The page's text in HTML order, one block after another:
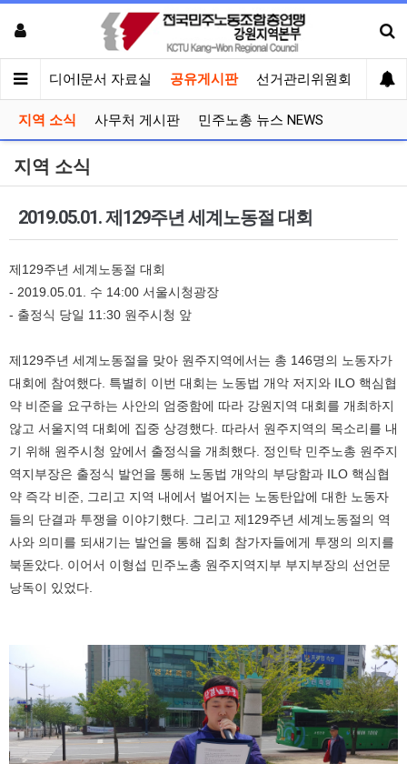
견 미디어|문서 자료실 공유게시판 선거관리위원회
지역 소식 사무처 게시판 민주노총 뉴스 NEWS
지역 소식
2019.05.01. 제129주년 세계노동절 대회
제129주년 세계노동절 대회
- 2019.05.01. 수 14:00 서울시청광장
- 출정식 당일 11:30 원주시청 앞
제129주년 세계노동절을 맞아 원주지역에서는 총 146명의 노동자가
대회에 참여했다. 특별히 이번 대회는 노동법 개악 저지와 ILO 핵심협
약 비준을 요구하는 사안의 엄중함에 따라 강원지역 대회를 개최하지
않고 서울지역 대회에 집중 상경했다. 따라서 원주지역의 목소리를 내
기 위해 원주시청 앞에서 출정식을 개최했다. 정인탁 민주노총 원주지
역지부장은 출정식 발언을 통해 노동법 개악의 부당함과 ILO 핵심협
약 즉각 비준, 그리고 지역 내에서 벌어지는 노동탄압에 대한 노동자
들의 단결과 투쟁을 이야기했다. 그리고 제129주년 세계노동절의 역
사와 의미를 되새기는 발언을 통해 집회 참가자들에게 투쟁의 의지를
북돋았다. 이어서 이형섭 민주노총 원주지역지부 부지부장의 선언문
낭독이 있었다.